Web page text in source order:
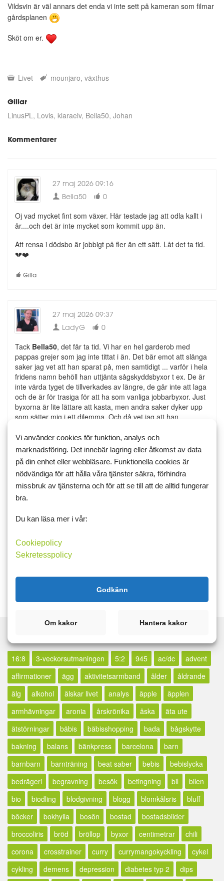
Vildsvin är väl annars det enda vi inte sett på kameran som filmar
gårdsplanen
Sköt om er.
Livet mounjaro växthus
Gillar
LinusPL Lovis klaraelv Bella50 Johan
Kommentarer
27 maj 2026 09:16
Bella50
0
Oj vad mycket fint som växer. Här testade jag att odla kallt i
år....och det är inte mycket som kommit upp än.
Att rensa i dödsbo är jobbigt på fler än ett sätt. Låt det ta tid.
💔❤️
Gilla
27 maj 2026 09:37
LadyG
0
Tack Bella50, det får ta tid. Vi har en hel garderob med
pappas grejer som jag inte tittat i än. Det bär emot att slänga
saker jag vet att han sparat på, men samtidigt ... varför i hela
fridens namn behöll han uttjänta sågskyddsbyxor t ex. De är
inte värda tyget de tillverkades av längre, de går inte att laga
och de är för trasiga för att ha som vanliga jobbarbyxor. Just
byxorna är lite lättare att kasta, men andra saker dyker upp
som sätter mig i ett dilemma. Och då vet jag att han
de flesta hästarna hemma" (hans ord, han hade humor runt
det där så länge han var sig själv, jag förstod att jag förlorat
honom när han slutade skämta).
Det tar sig, det är jag rätt säker på efter att ha kört ner en
påse gamla frön i jorden i tron att "ett eller två tar sig nog" -
de flesta var det liv i även efter många år långt efter bäst
(gissar jag)
Gilla
Logga in för att skriva en kommentar.
Taggar
16:8 3-veckorsutmaningen 5:2 945 ac/dc
advent
affirmationer
ägg aktivitetsarmband ålder
åldrande
älg
alkohol älskar livet analys äpple
äpplen
armhävningar
aronia årskrönika åska
äta ute
ätstörningar
bäbis bäbisshopping bada
bågskytte
bakning
balans bänkpress barcelona
barn
barnbarn
barnträning beat saber bebis
bebislycka
bedrägeri
begravning besök betingning bil
bilen
bio
biodling blodgivning blogg blomkålsris
bluff
böcker
bokhylla bosön bostad
bostadsbilder
broccoliris
bröd bröllop byxor centimetrar
chili
corona
crosstrainer curry currymangokyckling
cykel
cykling
demens depression diabetes typ 2
dips
Vi använder cookies för funktion, analys och
marknadsföring. Det innebär lagring eller åtkomst av data
på din enhet eller webbläsare. Funktionella cookies är
nödvändiga för att hålla våra tjänster säkra, förhindra
missbruk av tjänsterna och för att se till att de alltid fungerar
bra.
Du kan läsa mer i vår:
Cookiepolicy
Sekretesspolicy
Godkänn
Om kakor Hantera kakor